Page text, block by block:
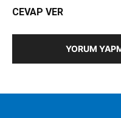
CEVAP VER
YORUM